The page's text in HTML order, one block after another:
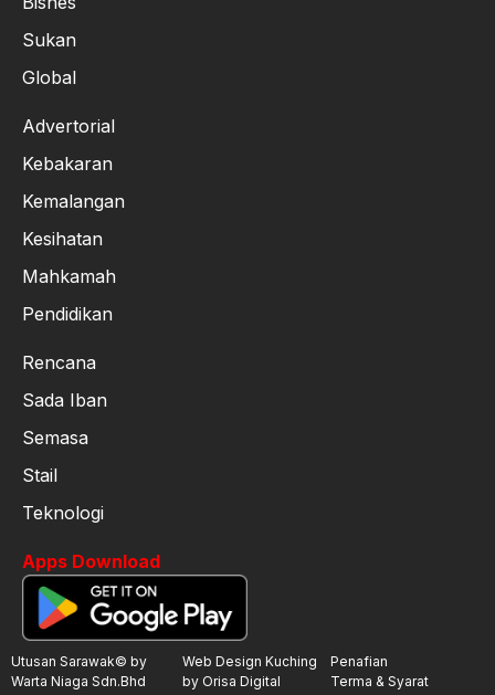
Sukan
Global
Advertorial
Kebakaran
Kemalangan
Kesihatan
Mahkamah
Pendidikan
Rencana
Sada Iban
Semasa
Stail
Teknologi
Apps Download
Utusan Sarawak© by
Warta Niaga Sdn.Bhd
Web Design Kuching
by Orisa Digital
Penafian
Terma & Syarat